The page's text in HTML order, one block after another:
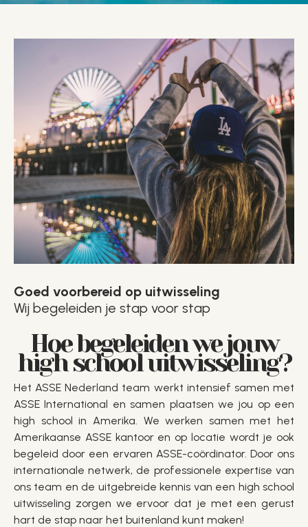
Goed voorbereid op uitwisseling
Wij begeleiden je stap voor stap
Hoe begeleiden we jouw
high school uitwisseling?
Het ASSE Nederland team werkt intensief samen met
ASSE International en samen plaatsen we jou op een
high school in Amerika. We werken samen met het
Amerikaanse ASSE kantoor en op locatie wordt je ook
begeleid door een ervaren ASSE-coördinator. Door ons
internationale netwerk, de professionele expertise van
ons team en de uitgebreide kennis van een high school
uitwisseling zorgen we ervoor dat je met een gerust
hart de stap naar het buitenland kunt maken!